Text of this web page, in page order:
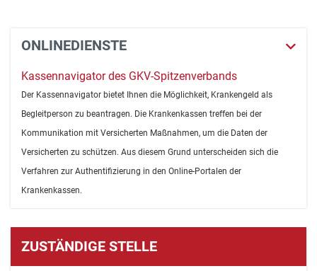
ONLINEDIENSTE
Kassennavigator des GKV-Spitzenverbands
Der Kassennavigator bietet Ihnen die Möglichkeit, Krankengeld als
Begleitperson zu beantragen. Die Krankenkassen treffen bei der
Kommunikation mit Versicherten Maßnahmen, um die Daten der
Versicherten zu schützen. Aus diesem Grund unterscheiden sich die
Verfahren zur Authentifizierung in den Online-Portalen der
Krankenkassen.
ZUSTÄNDIGE STELLE